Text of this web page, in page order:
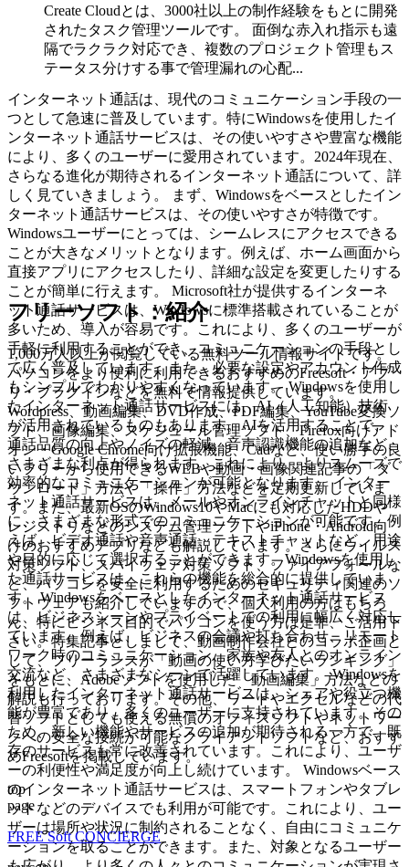
インターネット通話は、現代のコミュニケーション手段の一
つとして急速に普及しています。特にWindowsを使用したイ
ンターネット通話サービスは、その使いやすさや豊富な機能
により、多くのユーザーに愛用されています。2024年現在、
さらなる進化が期待されるインターネット通話について、詳
しく見ていきましょう。 まず、Windowsをベースとしたイン
ターネット通話サービスは、その使いやすさが特徴です。
Windowsユーザーにとっては、シームレスにアクセスできる
ことが大きなメリットとなります。例えば、ホーム画面から
直接アプリにアクセスしたり、詳細な設定を変更したりする
ことが簡単に行えます。 Microsoft社が提供するインターネ
ット通話サービスは、Windowsに標準搭載されていることが
多いため、導入が容易です。これにより、多くのユーザーが
手軽に利用することができ、コミュニケーションの手段とし
て広く普及しています。また、必要な設定やアカウント作成
もシンプルでわかりやすくなっています。 Windowsを使用し
たインターネット通話サービスには、AI（人工知能）技術
が活用されているものもあります。AIを活用することで、
通話品質の向上やノイズの軽減、音声認識機能の追加など、
さまざまな利点が得られます。これにより、よりスムーズで
効率的なコミュニケーションが可能となります。 インター
ネット通話サービスは、メールやオンラインチャットと同様
に、さまざまな形式でのコミュニケーションが可能です。例
えば、ビデオ通話や音声通話、テキストチャットなど、用途
や目的に応じて選択することができます。Windowsを使用し
た通話サービスは、これらの機能を総合的に提供していま
す。 Windowsをベースとしたインターネット通話サービス
は、ビジネスシーンやプライベートでの利用に幅広く対応し
ています。例えば、ビジネスの会議や打ち合わせ、リモート
ワーク時のコミュニケーション、家族や友人とのオンライン
交流など、さまざまなシーンで活躍しています。 Windowsを
利用したインターネット通話サービスは、シェアや役立つ機
能が豊富であり、多くのユーザーに支持されています。その
ため、新しい機能やサービスの追加が期待される一方で、既
存のサービスも常に改善されています。これにより、ユーザ
ーの利便性や満足度が向上し続けています。 Windowsベース
のインターネット通話サービスは、スマートフォンやタブレ
ットなどのデバイスでも利用が可能です。これにより、ユー
ザーは場所や状況に制約されることなく、自由にコミュニケ
ーションを取ることができます。また、対象となるユーザー
Create Cloudとは、3000社以上の制作経験をもとに開発
されたタスク管理ツールです。 面倒な赤入れ指示も遠
隔でラクラク対応でき、複数のプロジェクト管理もス
テータス分けする事で管理漏れの心配...
フリーソフト：紹介
1,000万人以上が閲覧している無料ツール情報サイトです。
パソコンをより便利に利用できるおすすめのFreesoft・アプ
リ・プラグインなどを無料で情報提供しています。
Wordpress、動画編集、DVD作成、PDF編集、YouTube変換ソ
フト、画像編集、スケジュール管理ソフト、Firefox向けアド
オン・Google Chrome向け拡張機能、Cadなど、使い勝手の良
いフリーから使用できるWEBや動画・画像関連記事の「ダ
ウンロード」方法や「操作」方法などを定期更新していま
す。また、最新OSのWindows10やMacにも対応したHDDや
レジストリなどのシステム管理ソフトやiPhone・Android向
けのおすすめアプリなども解説しています。さらにウイルス
対策ソフト、スパイウェア対策ソフト、ファイアフォールな
ど、パソコンを安全に利用するためのセキュリティ関連のソ
フトウェアも紹介していますので、個人利用の方はもちろ
ん、特にビジネス目的でパソコンを使う方は是非、ご活用下
さい。特集記事としまして、動画制作会社とのコラボ企画と
して、フリーランスが「動画の使い方学びたいランキング」
をもとに、Adobeソフトを使用した「動画編集」方法などの
解説も行っております。その他、ワードやエクセルなどの代
替ソフトとしても使える無償のオフィスソフトやネットワー
クへの安全な接続が可能なクライアントソフトなど、おすす
めFreesoftを掲載しています。
top
page
FREE Soft CONCIERGE